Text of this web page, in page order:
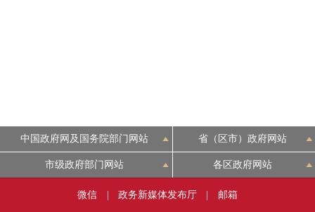
中国政府网及国务院部门网站 省（区市）政府网站
市级政府部门网站 各区政府网站
微信 政务新媒体发布厅 邮箱